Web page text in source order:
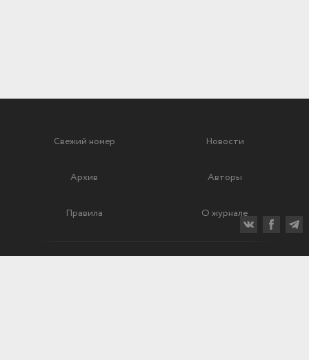
Свежий номер Новости
Архив Авторы
Правила О журнале